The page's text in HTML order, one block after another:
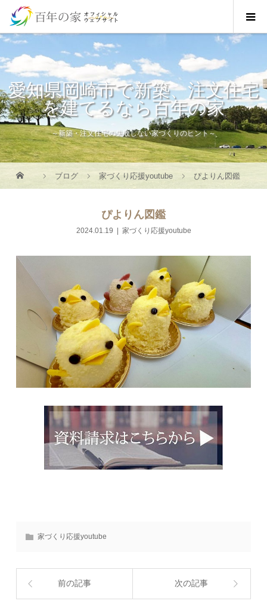
愛知県岡崎市で新築、注文住宅
を建てるなら百年の家
～新築・注文住宅の失敗しない家づくりのヒント～
ブログ 家づくり応援youtube ぴよりん図鑑
ぴよりん図鑑
2024.01.19 家づくり応援youtube
家づくり応援youtube
前の記事 次の記事